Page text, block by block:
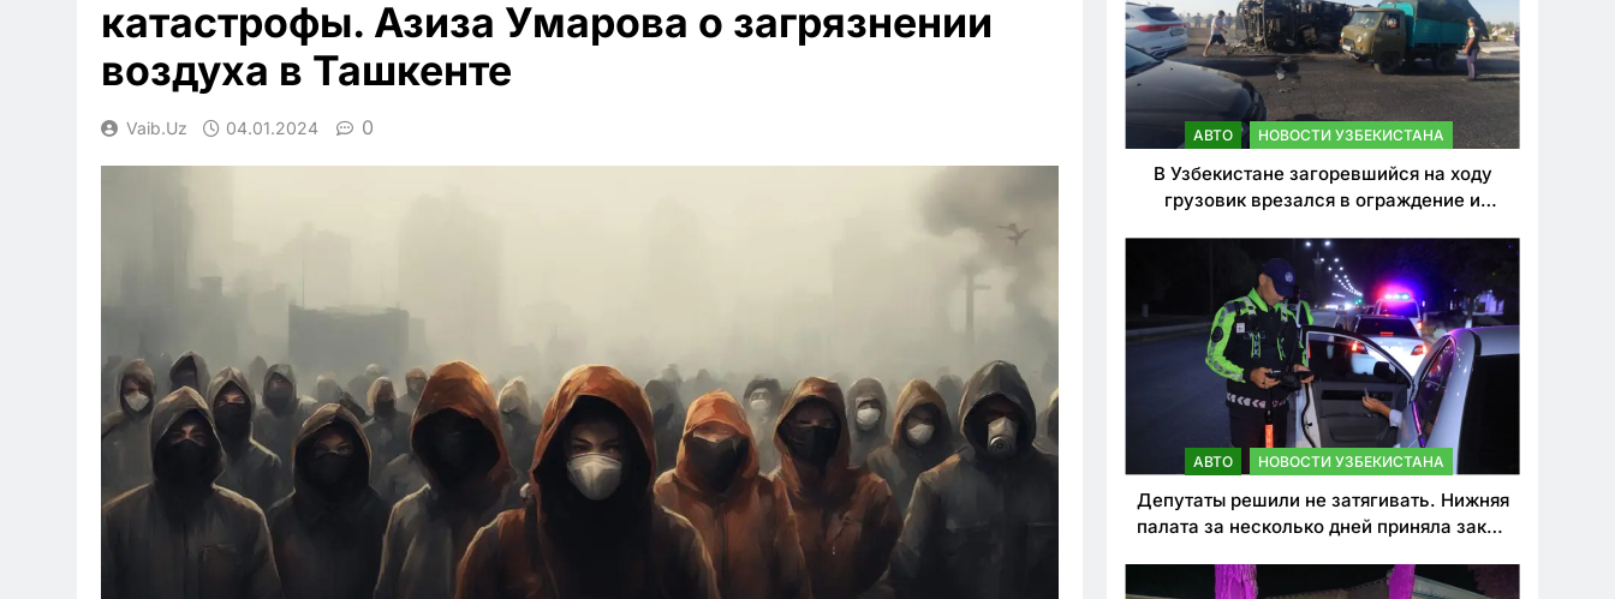
катастрофы. Азиза Умарова о загрязнении
воздуха в Ташкенте
Vaib.uz 04.01.2024 0 АВТО НОВОСТИ УЗБЕКИСТАНА
В Узбекистане загоревшийся на ходу
грузовик врезался в ограждение и
АВТО НОВОСТИ УЗБЕКИСТАНА
Депутаты решили не затягивать. Нижняя
палата за несколько дней приняла закон
нарушителей ПДД